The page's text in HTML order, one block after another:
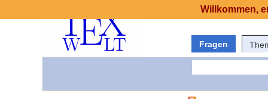
Fragen
Willkommen,